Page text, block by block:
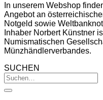
In unserem Webshop
Angebot an
Notgeld sowie
Inhaber Norbert Künstner
Numismatischen
Münzhändlerverbandes.
SUCHEN